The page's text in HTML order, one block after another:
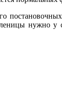
нужно